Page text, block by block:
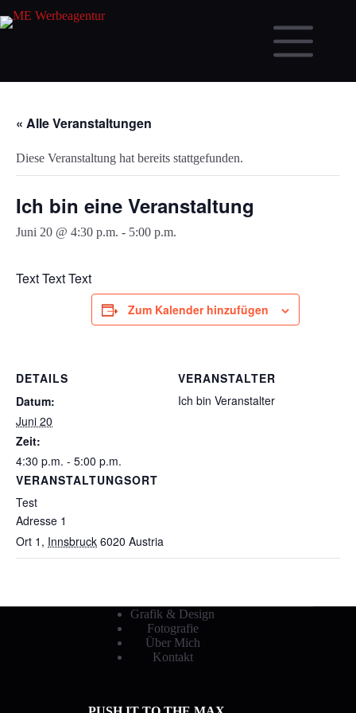
Inhalt
« Alle Veranstaltungen
Diese Veranstaltung hat bereits stattgefunden.
Ich bin eine Veranstaltung
Juni 20 @ 4:30 p.m. - 5:00 p.m.
Text Text Text
Zum Kalender hinzufügen
DETAILS
Datum:
Juni 20
Zeit:
4:30 p.m. - 5:00 p.m.
VERANSTALTUNGSORT
Test
Adresse 1
Ort 1 , Innsbruck 6020 Austria
VERANSTALTER
Ich bin Veranstalter
Grafik & Design
Fotografie
Über Mich
Kontakt